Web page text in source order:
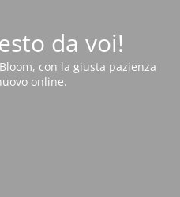
da voi!
con la giusta pazienza
online.